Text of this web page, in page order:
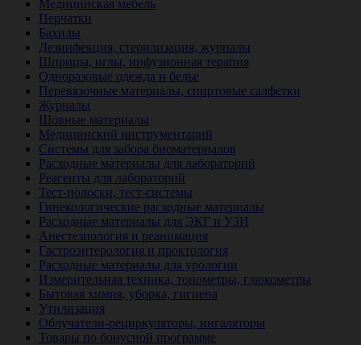
Медицинская мебель
Перчатки
Бахилы
Дезинфекция, стерилизация, журналы
Шприцы, иглы, инфузионная терапия
Одноразовые одежда и белье
Перевязочные материалы, спиртовые салфетки
Журналы
Шовные материалы
Медицинский инструментарий
Системы для забора биоматериалов
Расходные материалы для лабораторий
Реагенты для лабораторий
Тест-полоски, тест-системы
Гинекологические расходные материалы
Расходные материалы для ЭКГ и УЗИ
Анестезиология и реанимация
Гастроэнтерология и проктология
Расходные материалы для урологии
Измерительная техника, тонометры, глюкометры
Бытовая химия, уборка, гигиена
Утилизация
Облучатели-рециркуляторы, ингаляторы
Товары по бонусной программе